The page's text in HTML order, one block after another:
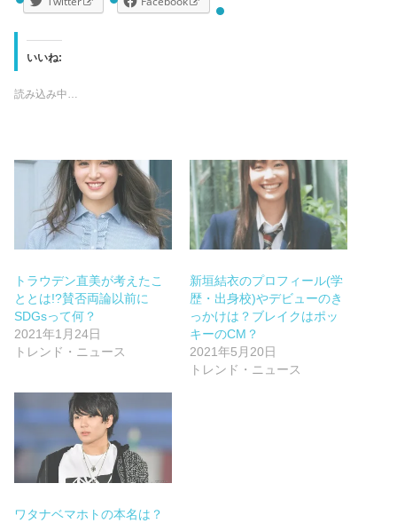
いいね:
読み込み中…
トラウデン直美が考えたこ
ととは!?賛否両論以前に
SDGsって何？
2021年1月24日
トレンド・ニュース
新垣結衣のプロフィール(学
歴・出身校)やデビューのき
っかけは？ブレイクはポッ
キーのCM？
2021年5月20日
トレンド・ニュース
ワタナベマホトの本名は？